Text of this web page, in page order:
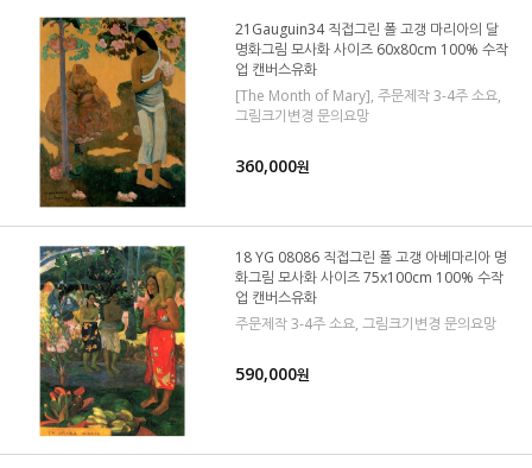
21Gauguin34 직접그린 폴 고갱 마리아의 달
명화그림 모사화 사이즈 60x80cm 100% 수작
업 캔버스유화
[The Month of Mary], 주문제작 3-4주 소요,
그림크기변경 문의요망
360,000원
18 YG 08086 직접그린 폴 고갱 아베마리아 명
화그림 모사화 사이즈 75x100cm 100% 수작
업 캔버스유화
주문제작 3-4주 소요, 그림크기변경 문의요망
590,000원